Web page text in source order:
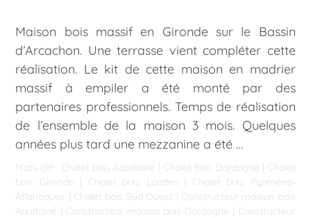
Maison bois massif en Gironde sur le Bassin
d’Arcachon. Une terrasse vient compléter cette
réalisation. Le kit de cette maison en madrier
massif à empiler a été monté par des
partenaires professionnels. Temps de réalisation
de l’ensemble de la maison 3 mois. Quelques
années plus tard une mezzanine a été …
Mots-clé : Chalet bois Aquitaine | Chalet bois Dordogne | Chalet
bois Gironde | Chalet bois Landes | Chalet bois Pyrénées-
Atlantiques | Chalet bois Sud Ouest | Constructeur maison bois
Aquitaine | Constructeur maison bois Dordogne | Constructeur